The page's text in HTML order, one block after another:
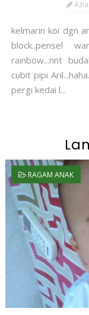
kelmarin koi dgn
block..pensel
rainbow...nnt
cubit pipi
pergi kedai l...
RAGAM ANAK